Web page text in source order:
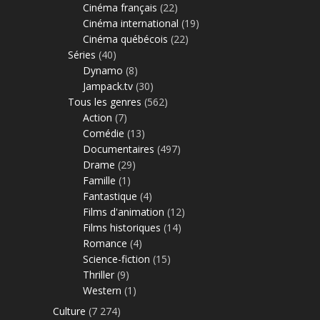
Cinéma français (22)
Cinéma international (19)
Cinéma québécois (22)
Séries (40)
Dynamo (8)
Jampack.tv (30)
Tous les genres (562)
Action (7)
Comédie (13)
Documentaires (497)
Drame (29)
Famille (1)
Fantastique (4)
Films d'animation (12)
Films historiques (14)
Romance (4)
Science-fiction (15)
Thriller (9)
Western (1)
Culture (7 274)